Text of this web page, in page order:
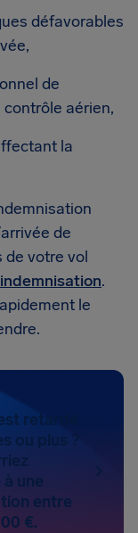
défavorables
de
contrôle aérien,
la
de
de votre vol
.
le
retardé
ou plus ?
une
entre
€.